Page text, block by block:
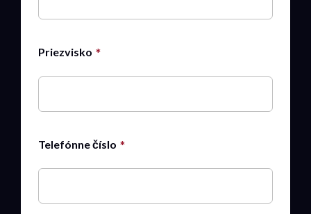
Priezvisko
Telefónne číslo